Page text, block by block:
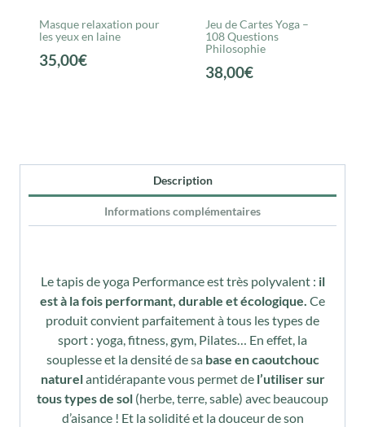
Masque relaxation pour
les yeux en laine
35,00€
Jeu de Cartes Yoga –
108 Questions
Philosophie
38,00€
Description
Informations complémentaires
Le tapis de yoga Performance est très polyvalent : il
est à la fois performant, durable et écologique. Ce
produit convient parfaitement à tous les types de
sport : yoga, fitness, gym, Pilates… En effet, la
souplesse et la densité de sa base en caoutchouc
naturelantidérapante vous permet de l’utiliser sur
tous types de sol (herbe, terre, sable) avec beaucoup
d’aisance ! Et la solidité et la douceur de son